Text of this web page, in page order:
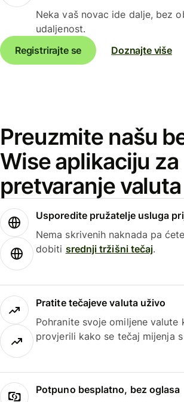
Neka vaš novac ide dalje, bez
udaljenost.
Registrirajte se
Doznajte više
Preuzmite našu
Wise aplikaciju za
pretvaranje valuta
Usporedite pružatelje usluga
Nema skrivenih naknada pa
dobiti srednji tržišni tečaj.
Pratite tečajeve valuta uživo
Pohranite svoje omiljene valute
provjerili kako se tečaj mijenja
Potpuno besplatno, bez oglasa